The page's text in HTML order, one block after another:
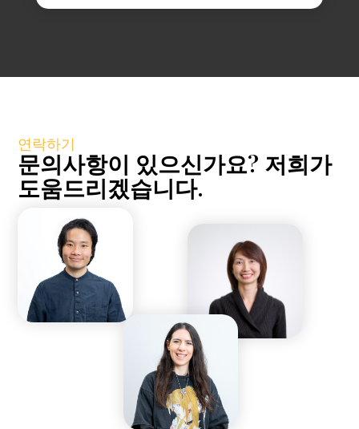
연락하기
문의사항이 있으신가요? 저희가
도움드리겠습니다.